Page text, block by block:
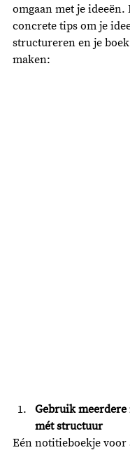
omgaan met je
concrete tips om je
structureren en je
maken:
Gebruik
mét structuur
Eén notitieboekje voor